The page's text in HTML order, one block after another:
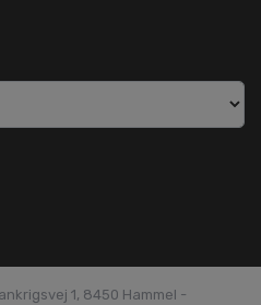
1, 8450 Hammel -